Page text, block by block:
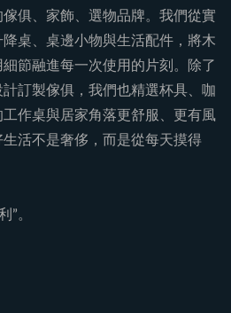
俱、家飾、選物品牌。我們從實
桌、桌邊小物與生活配件，將木
節融進每一次使用的片刻。除了
訂製傢俱，我們也精選杯具、咖
作桌與居家角落更舒服、更有風
活不是奢侈，而是從每天摸得
”。